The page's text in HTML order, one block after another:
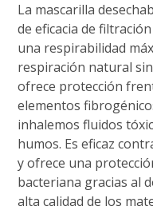
La mascarilla
de eficacia de
una respirabilidad
respiración natural
ofrece protección
elementos
inhalemos fluidos
humos. Es eficaz
y ofrece una
bacteriana gracias al
alta calidad de los